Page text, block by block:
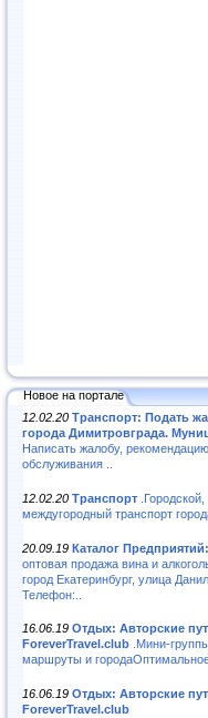
Новое на портале
12.02.20 Транспорт: Подать
города Димитровграда.
Написать жалобу,
обслуживания ..
12.02.20 Транспорт
междугородный транспорт
20.09.19 Каталог
оптовая продажа вина и
город Екатеринбург, улица
Телефон:..
16.06.19 Отдых: Авторские
ForeverTravel.club .Мини-
маршруты и
16.06.19 Отдых: Авторские
ForeverTravel.club